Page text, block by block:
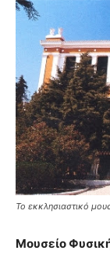
Το εκκλησιαστικό
Μουσείο